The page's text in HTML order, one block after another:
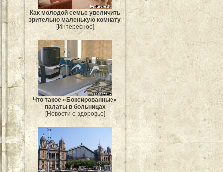
Как молодой семье увеличить
зрительно маленькую комнату
[Интересное]
Что такое «Боксированные»
палаты в больницах
[Новости о здоровье]